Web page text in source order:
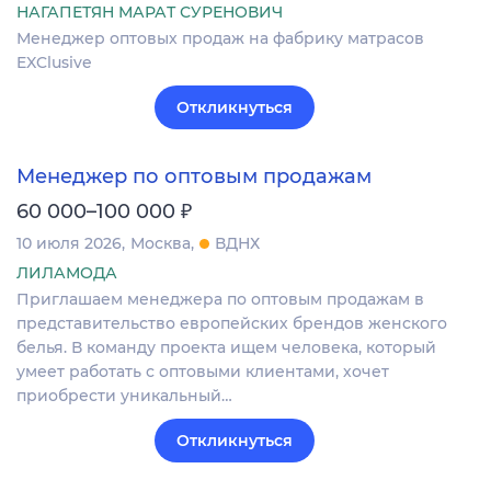
НАГАПЕТЯН МАРАТ СУРЕНОВИЧ
Менеджер оптовых продаж на фабрику матрасов
EXClusive
Откликнуться
Менеджер по оптовым продажам
60 000–100 000 ₽
10 июля 2026 Москва
ВДНХ
ЛИЛАМОДА
Приглашаем менеджера по оптовым продажам в
представительство европейских брендов женского
белья. В команду проекта ищем человека, который
умеет работать с оптовыми клиентами, хочет
приобрести уникальный…
Откликнуться